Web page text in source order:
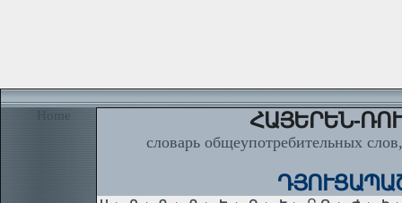
Home ՀԱՅԵՐԵՆ-
словарь общеупотребительных